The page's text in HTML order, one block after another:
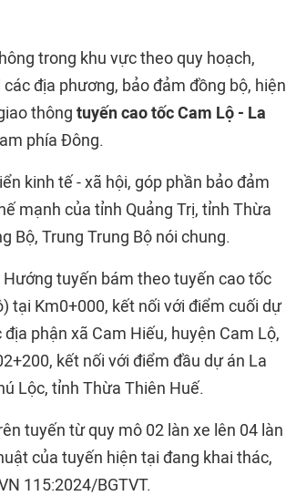
trong khu vực theo quy hoạch,
địa phương, bảo đảm đồng bộ, hiện
thông tuyến cao tốc Cam Lộ - La
phía Đông.
kinh tế - xã hội, góp phần bảo đảm
mạnh của tỉnh Quảng Trị, tỉnh Thừa
Bộ, Trung Trung Bộ nói chung.
tuyến bám theo tuyến cao tốc
tại Km0+000, kết nối với điểm cuối dự
phận xã Cam Hiếu, huyện Cam Lộ,
kết nối với điểm đầu dự án La
Lộc, tỉnh Thừa Thiên Huế.
tuyến từ quy mô 02 làn xe lên 04 làn
của tuyến hiện tại đang khai thác,
115:2024/BGTVT.